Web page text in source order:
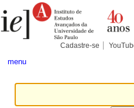
para
conteúdo.
Pessoais
Cadastre-se
menu